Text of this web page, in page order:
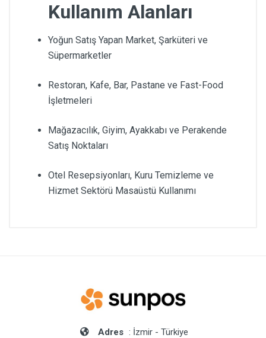
Kullanım Alanları
Yoğun Satış Yapan Market, Şarküteri ve
Süpermarketler
Restoran, Kafe, Bar, Pastane ve Fast-Food
İşletmeleri
Mağazacılık, Giyim, Ayakkabı ve Perakende
Satış Noktaları
Otel Resepsiyonları, Kuru Temizleme ve
Hizmet Sektörü Masaüstü Kullanımı
Adres : İzmir - Türkiye